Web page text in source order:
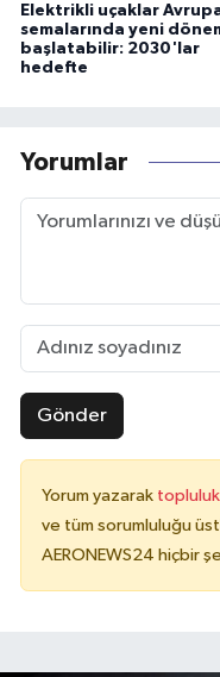
Elektrikli uçaklar
semalarında yeni
başlatabilir: 2030'lar
hedefte
Yorumlar
Gönder
Yorum yazarak topluluk
ve tüm sorumluluğu
AERONEWS24 hiçbir